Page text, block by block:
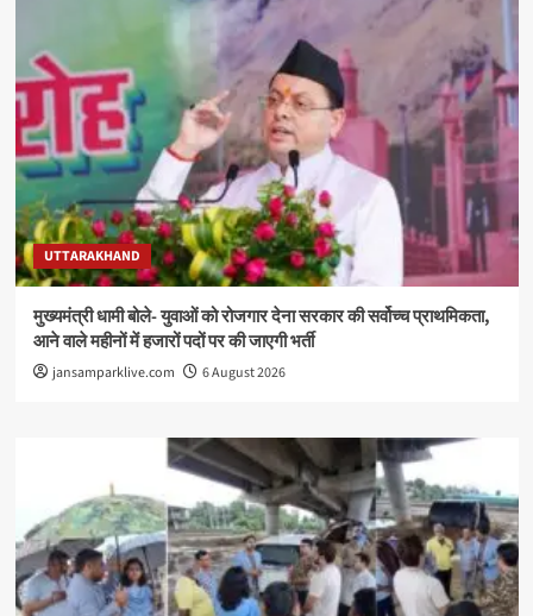
UTTARAKHAND
मुख्यमंत्री धामी बोले- युवाओं को रोजगार देना सरकार की सर्वोच्च प्राथमिकता,
आने वाले महीनों में हजारों पदों पर की जाएगी भर्ती
jansamparklive.com 6 August 2026